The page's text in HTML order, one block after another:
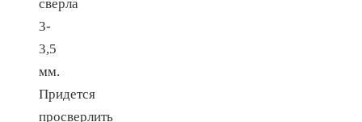
сверла
3-
3,5
мм.
Придется
просверлить